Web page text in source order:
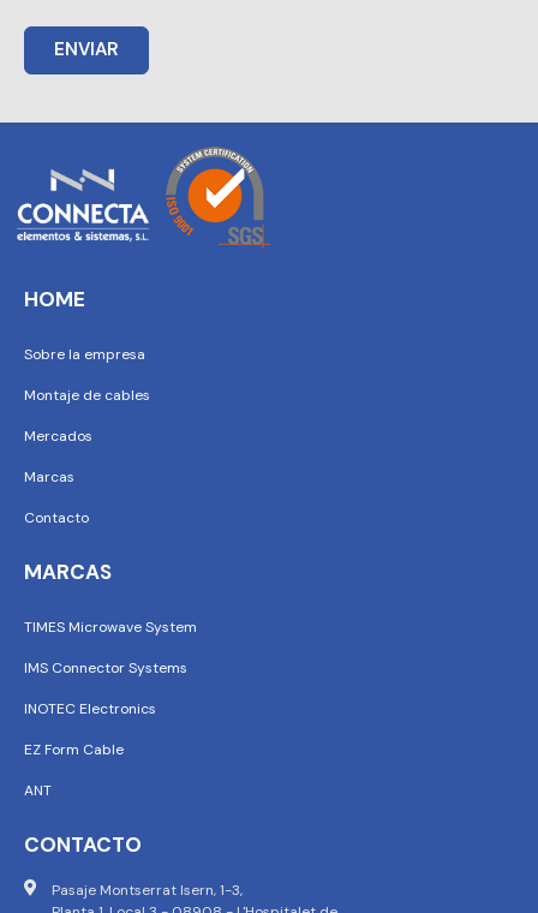
ENVIAR
HOME
Sobre la empresa
Montaje de cables
Mercados
Marcas
Contacto
MARCAS
TIMES Microwave System
IMS Connector Systems
INOTEC Electronics
EZ Form Cable
ANT
CONTACTO
Pasaje Montserrat Isern, 1-3,